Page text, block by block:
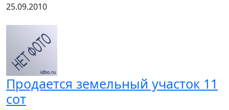
25.09.2010
Продается земельный участок 11
сот